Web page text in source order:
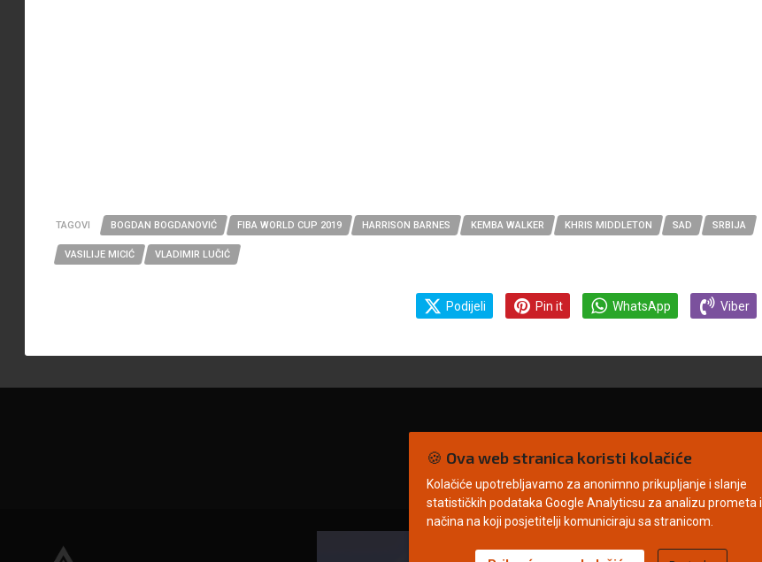
TAGOVI BOGDAN BOGDANOVIĆ FIBA WORLD CUP 2019 HARRISON BARNES KEMBA WALKER KHRIS MIDDLETON SAD SRBIJA
VASILIJE MICIĆ VLADIMIR LUČIĆ
Podijeli Pin it WhatsApp Viber
🍪 Ova web stranica koristi kolačiće
Kolačiće upotrebljavamo za anonimno prikupljanje i slanje
statističkih podataka Google Analyticsu za analizu prometa i
načina na koji posjetitelji komuniciraju sa stranicom.